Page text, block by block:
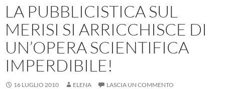
LA PUBBLICISTICA SUL
MERISI SI ARRICCHISCE DI
UN’OPERA SCIENTIFICA
IMPERDIBILE!
16 LUGLIO 2010 ELENA LASCIA UN COMMENTO